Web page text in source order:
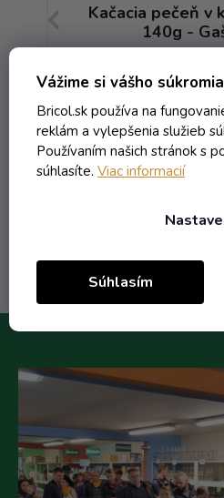
Vážime si vášho súkromia
Bricol.sk používa na
reklám a vylepšenia služieb
Používaním našich stránok s
súhlasíte. Viac informacií
Súhlasím
Kačacia pečeň v
140g -
Skladom
2,81 €
2,28 €